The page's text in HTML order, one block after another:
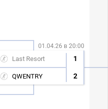
01.04.26 в 20:00
Last Resort 1
QWENTRY 2